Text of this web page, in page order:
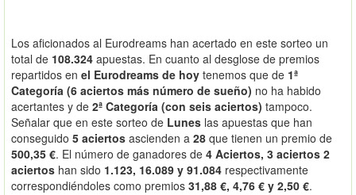
Los aficionados al Eurodreams han acertado en este sorteo un
total de 108.324 apuestas. En cuanto al desglose de premios
repartidos en el Eurodreams de hoy tenemos que de 1ª
Categoría (6 aciertos más número de sueño) no ha habido
acertantes y de 2ª Categoría (con seis aciertos) tampoco.
Señalar que en este sorteo de Lunes las apuestas que han
conseguido 5 aciertos ascienden a 28 que tienen un premio de
500,35 €. El número de ganadores de 4 Aciertos, 3 aciertos 2
aciertos han sido 1.123, 16.089 y 91.084 respectivamente
correspondiéndoles como premios 31,88 €, 4,76 € y 2,50 €.